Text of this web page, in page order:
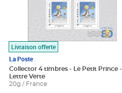
Livraison offerte
La Poste
Collector 4 timbres - Le Petit Prince -
Lettre Verte
20g / France